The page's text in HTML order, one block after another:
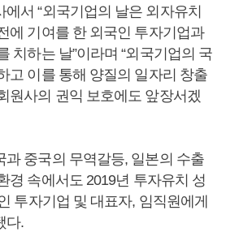
서 “외국기업의 날은 외자유치
에 기여를 한 외국인 투자기업과
치하는 날”이라며 “외국기업의 국
고 이를 통해 양질의 일자리 창출
원사의 권익 보호에도 앞장서겠
과 중국의 무역갈등, 일본의 수출
경 속에서도 2019년 투자유치 성
투자기업 및 대표자, 임직원에게
다.